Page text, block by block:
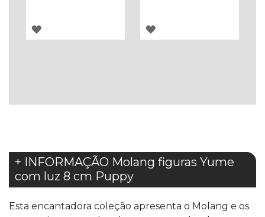
ADICIONAR
ADICIONAR
+ INFORMAÇÃO Molang figuras Yume
com luz 8 cm Puppy
Esta encantadora coleção apresenta o Molang e os